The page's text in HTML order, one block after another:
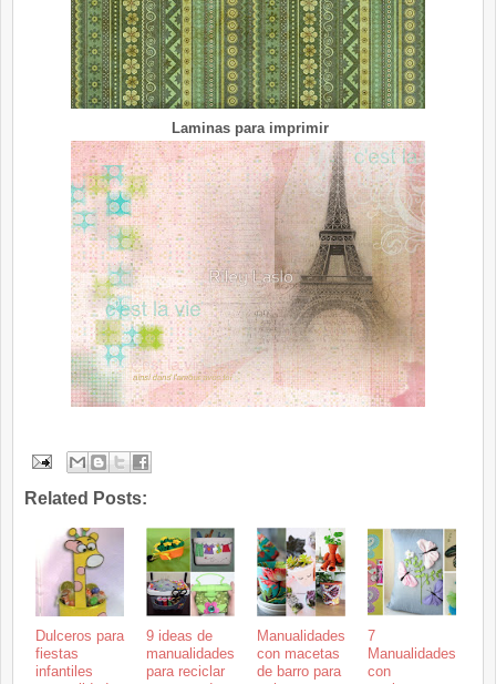
Laminas para imprimir
Related Posts:
Dulceros para
fiestas
infantiles
9 ideas de
manualidades
para reciclar
Manualidades
con macetas
de barro para
7
Manualidades
con